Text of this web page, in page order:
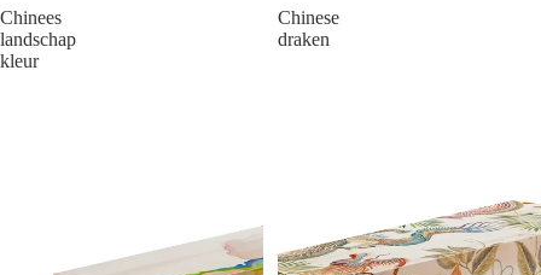
Chinees
landschap
kleur
Chinese
draken